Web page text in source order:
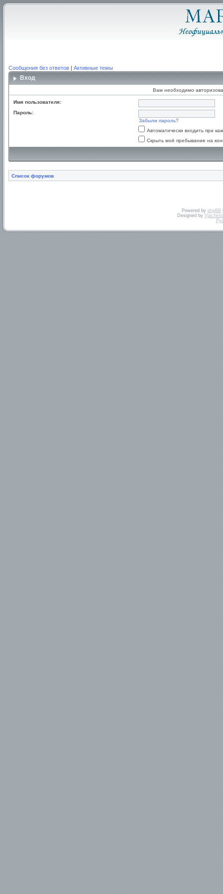
Сообщения без ответов | Активные темы
Вход
Вам необходимо
Имя пользователя:
Пароль:
Забыли пароль?
Автоматически входить при
Скрыть моё пребывание на
Список форумов
Powered by phpBB
Designed by